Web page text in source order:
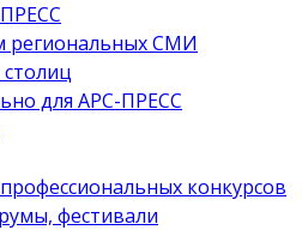
региональных СМИ
для АРС-ПРЕСС
конкурсов
фестивали